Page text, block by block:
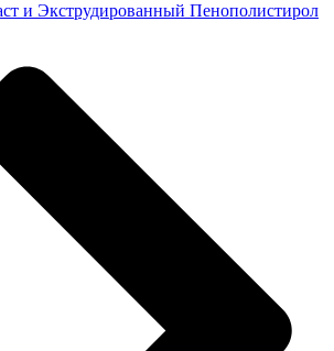
и Экструдированный Пенополистирол